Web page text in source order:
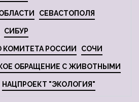
СЕВАСТОПОЛЯ
СИБУР
КОМИТЕТА РОССИИ СОЧИ
ОБРАЩЕНИЕ С ЖИВОТНЫМИ
НАЦПРОЕКТ "ЭКОЛОГИЯ"